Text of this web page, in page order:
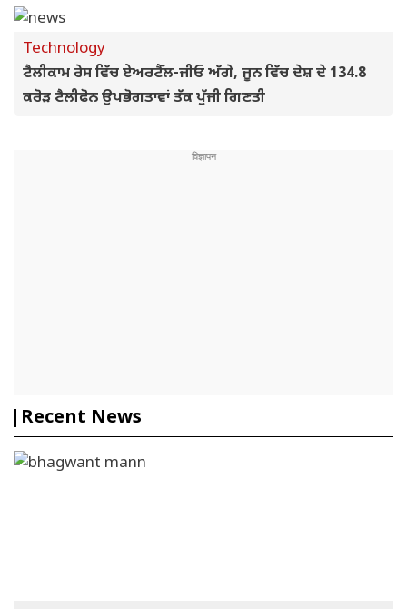
Technology
ਟੈਲੀਕਾਮ ਰੇਸ ਵਿੱਚ ਏਅਰਟੈੱਲ-ਜੀਓ ਅੱਗੇ, ਜੂਨ ਵਿੱਚ ਦੇਸ਼ ਦੇ 134.8
ਕਰੋੜ ਟੈਲੀਫੋਨ ਉਪਭੋਗਤਾਵਾਂ ਤੱਕ ਪੁੱਜੀ ਗਿਣਤੀ
Recent News